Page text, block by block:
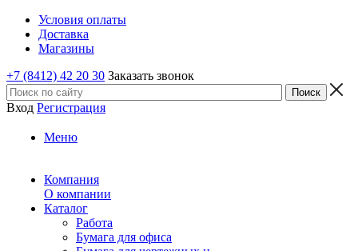
Условия оплаты
Доставка
Магазины
+7 (8412) 42 20 30 Заказать звонок
Вход Регистрация
Меню
Компания
О компании
Каталог
Работа
Бумага для офиса